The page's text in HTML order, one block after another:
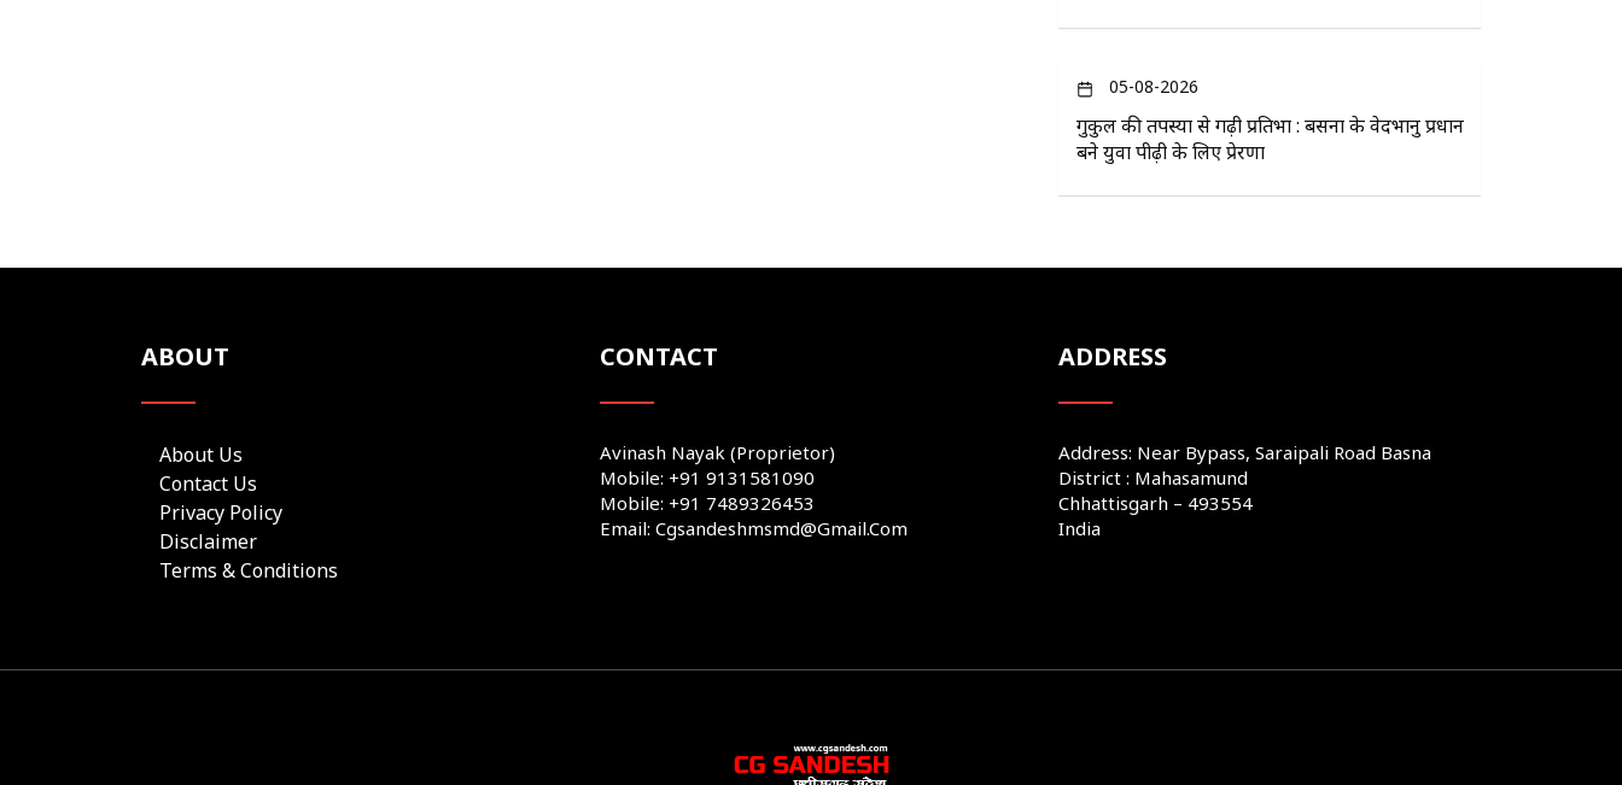
05-08-2026
गुरुकुल की तपस्या से गढ़ी प्रतिभा : बसना के वेदभानु प्रधान
बने युवा पीढ़ी के लिए प्रेरणा
ABOUT
About Us
Contact Us
Privacy Policy
Disclaimer
Terms & Conditions
CONTACT
Avinash Nayak (Proprietor)
Mobile: +91 9131581090
Mobile: +91 7489326453
Email: Cgsandeshmsmd@gmail.com
ADDRESS
Address: Near Bypass, Saraipali Road Basna
District : Mahasamund
Chhattisgarh – 493554
India